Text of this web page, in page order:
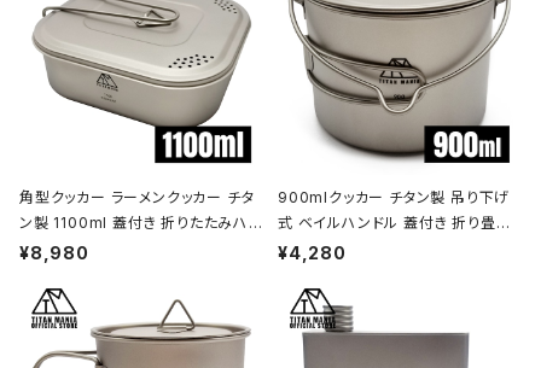
角型クッカー ラーメンクッカー チタ
ン製 1100ml 蓋付き 折りたたみハン
ドル付 超軽量 頑丈 直火OK 鍋 フラ
ンプ アウトドア キャンプ用品 収納袋
付き
¥8,980
900mlクッカー チタン製 吊り下げ
式 ベイルハンドル 蓋付き 折り畳み
ハンドル付き 超軽量 頑丈 直火OK
プ BBQ バーベキュー アウトドア キ
ャンプ用品 収納袋付き
¥4,280